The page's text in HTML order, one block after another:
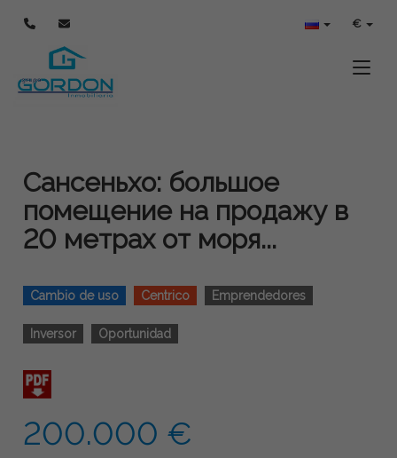
€
Сансеньхо: большое
помещение на продажу в
20 метрах от моря...
Cambio de uso Centrico Emprendedores
Inversor Oportunidad
200.000 €